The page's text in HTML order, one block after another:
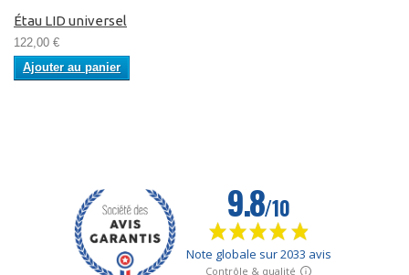
Étau LID universel
122,00 €
Ajouter au panier